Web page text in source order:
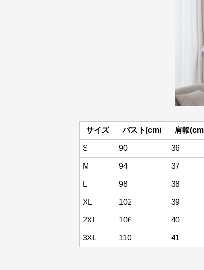
サイズ バスト(cm) 肩幅
S 90 36
M 94 37
L 98 38
XL 102 39
2XL 106 40
3XL 110 41